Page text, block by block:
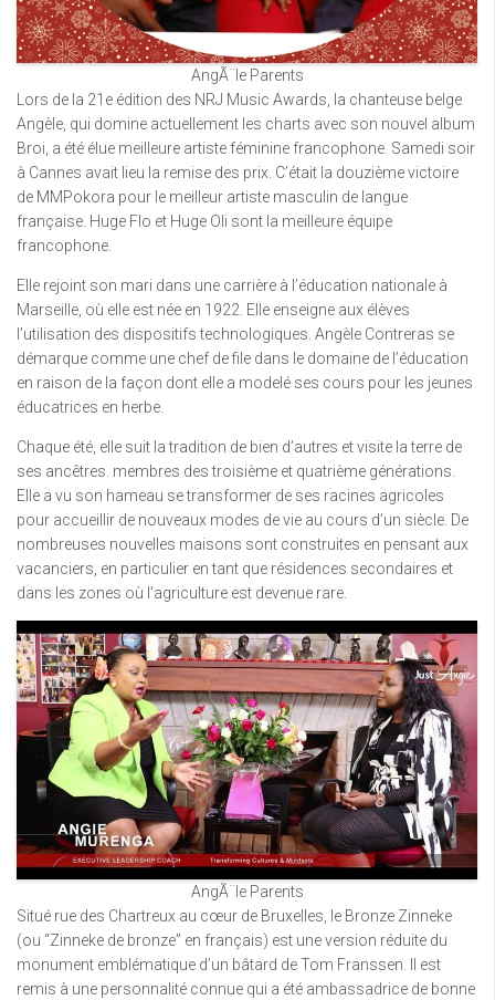
AngÃ¨le Parents
Lors de la 21e édition des NRJ Music Awards, la chanteuse belge
Angèle, qui domine actuellement les charts avec son nouvel album
Broi, a été élue meilleure artiste féminine francophone. Samedi soir
à Cannes avait lieu la remise des prix. C’était la douzième victoire
de MMPokora pour le meilleur artiste masculin de langue
française. Huge Flo et Huge Oli sont la meilleure équipe
francophone.
Elle rejoint son mari dans une carrière à l’éducation nationale à
Marseille, où elle est née en 1922. Elle enseigne aux élèves
l’utilisation des dispositifs technologiques. Angèle Contreras se
démarque comme une chef de file dans le domaine de l’éducation
en raison de la façon dont elle a modelé ses cours pour les jeunes
éducatrices en herbe.
Chaque été, elle suit la tradition de bien d’autres et visite la terre de
ses ancêtres. membres des troisième et quatrième générations.
Elle a vu son hameau se transformer de ses racines agricoles
pour accueillir de nouveaux modes de vie au cours d’un siècle. De
nombreuses nouvelles maisons sont construites en pensant aux
vacanciers, en particulier en tant que résidences secondaires et
dans les zones où l’agriculture est devenue rare.
AngÃ¨le Parents
Situé rue des Chartreux au cœur de Bruxelles, le Bronze Zinneke
(ou “Zinneke de bronze” en français) est une version réduite du
monument emblématique d’un bâtard de Tom Franssen. Il est
remis à une personnalité connue qui a été ambassadrice de bonne